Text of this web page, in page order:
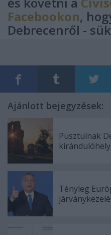
Facebookon,
Debrecenről -
Ajánlott bejegyzések:
Pusztulnak
Tényleg